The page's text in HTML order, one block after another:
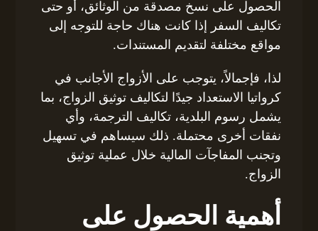
الحصول على نسخ مصدقة من الوثائق، أو حتى
تكاليف السفر إذا كانت هناك حاجة للتوجه إلى
مواقع مختلفة لتقديم المستندات.
لذا، فإجمالاً، يتوجب على الأزواج الأجانب في
كرواتيا الاستعداد جيدًا لتكاليف توثيق الزواج، بما
يشمل رسوم البلدية، تكاليف الترجمة، وأي
نفقات أخرى محتملة. ذلك سيساهم في تسهيل
وتجنب المفاجآت المالية خلال عملية توثيق
الزواج.
أهمية الحصول على